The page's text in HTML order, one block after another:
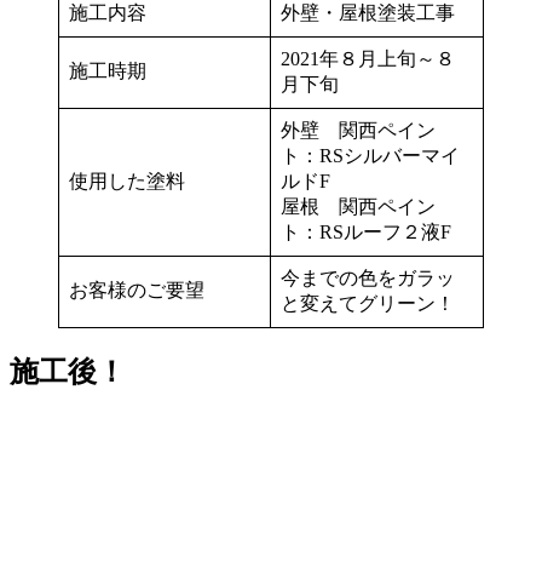
施工内容 外壁・屋根塗装工事
施工時期
2021年８月上旬～８
月下旬
使用した塗料
外壁 関西ペイン
ト：RSシルバーマイ
ルドF
屋根 関西ペイン
ト：RSルーフ２液F
お客様のご要望
今までの色をガラッ
と変えてグリーン！
施工後！